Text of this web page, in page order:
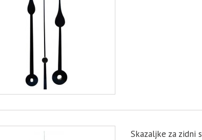
Skazaljke za zidni